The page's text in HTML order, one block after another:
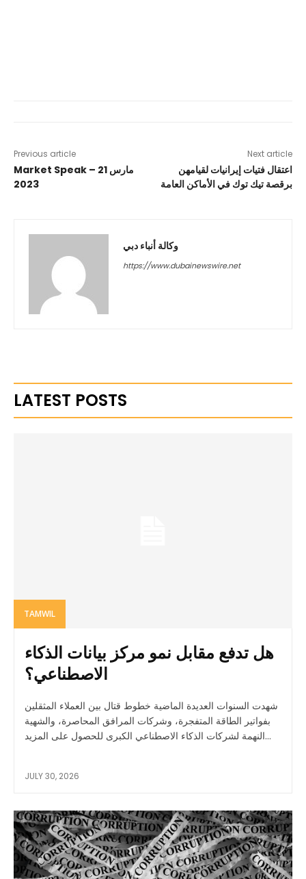
Previous article
Market Speak – 21 مارس
2023
Next article
اعتقال فتيات إيرانيات لقيامهن
برقصة تيك توك في الأماكن العامة
وكالة أنباء دبي
https://www.dubainewswire.net
LATEST POSTS
TAMWIL
هل تدفع مقابل نمو مركز بيانات الذكاء
الاصطناعي؟
شهدت السنوات العديدة الماضية خطوط قتال بين العملاء المثقلين
بفواتير الطاقة المتفجرة، وشركات المرافق المحاصرة، والشهية
النهمة لشركات الذكاء الاصطناعي الكبرى للحصول على المزيد...
JULY 30, 2026